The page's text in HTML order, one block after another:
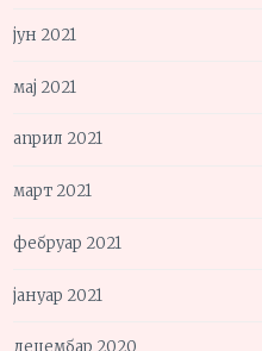
јун 2021
мај 2021
април 2021
март 2021
фебруар 2021
јануар 2021